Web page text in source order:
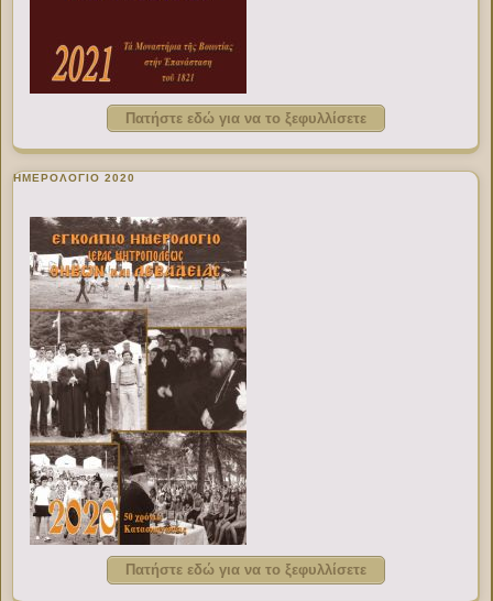
Πατήστε εδώ για να το ξεφυλλίσετε
ΗΜΕΡΟΛΟΓΙΟ 2020
Πατήστε εδώ για να το ξεφυλλίσετε